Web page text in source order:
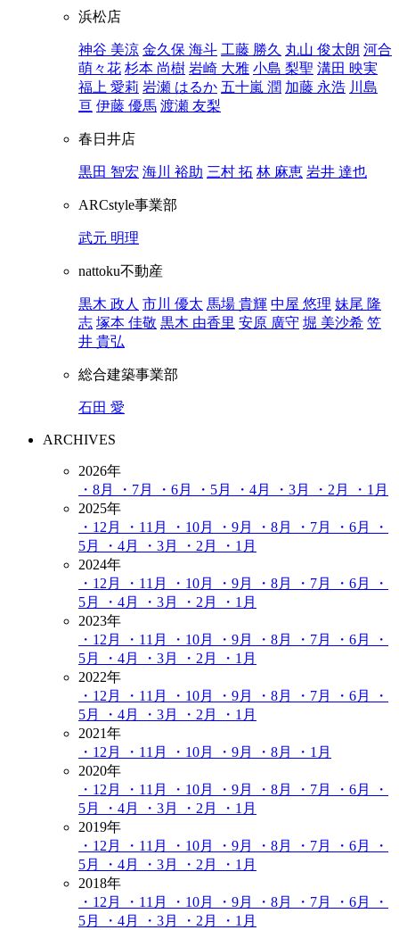
浜松店
神谷 美涼 金久保 海斗 工藤 勝久 丸山 俊太朗 河合
萌々花 杉本 尚樹 岩崎 大雅 小島 梨聖 溝田 映実
福上 愛莉 岩瀬 はるか 五十嵐 潤 加藤 永浩 川島
亘 伊藤 優馬 渡瀬 友梨
春日井店
黒田 智宏 海川 裕助 三村 拓 林 麻恵 岩井 達也
ARCstyle事業部
武元 明理
nattoku不動産
黒木 政人 市川 優太 馬場 貴輝 中屋 悠理 妹尾 隆
志 塚本 佳敬 黒木 由香里 安原 廣守 堀 美沙希 笠
井 貴弘
総合建築事業部
石田 愛
ARCHIVES
2026年
・8月
・7月 ・6月 ・5月 ・4月 ・3月 ・2月
・1月
2025年
・12月
・11月 ・10月 ・9月 ・8月 ・7月 ・6月
・
5月
・4月 ・3月 ・2月
・1月
2024年
・12月
・11月 ・10月 ・9月 ・8月 ・7月 ・6月
・
5月
・4月 ・3月 ・2月
・1月
2023年
・12月
・11月 ・10月 ・9月 ・8月 ・7月 ・6月
・
5月
・4月 ・3月 ・2月
・1月
2022年
・12月
・11月 ・10月 ・9月 ・8月 ・7月 ・6月
・
5月
・4月 ・3月 ・2月
・1月
2021年
・12月
・11月 ・10月 ・9月 ・8月
・1月
2020年
・12月
・11月 ・10月 ・9月 ・8月 ・7月 ・6月
・
5月
・4月 ・3月 ・2月
・1月
2019年
・12月
・11月 ・10月 ・9月 ・8月 ・7月 ・6月
・
5月
・4月 ・3月 ・2月
・1月
2018年
・12月
・11月 ・10月 ・9月 ・8月 ・7月 ・6月
・
5月
・4月 ・3月 ・2月
・1月